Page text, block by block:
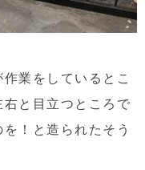
業をしているとこ
と目立つところで
！と造られたそう